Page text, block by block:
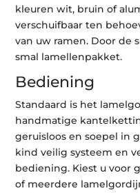
kleuren wit, bruin of
verschuifbaar ten
van uw ramen. Door de
smal lamellenpakket.
Bediening
Standaard is het
handmatige
geruisloos en soepel in
kind veilig systeem en
bediening. Kiest u voor
of meerdere